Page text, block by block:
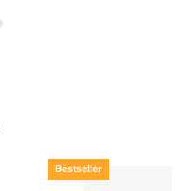
Bestseller